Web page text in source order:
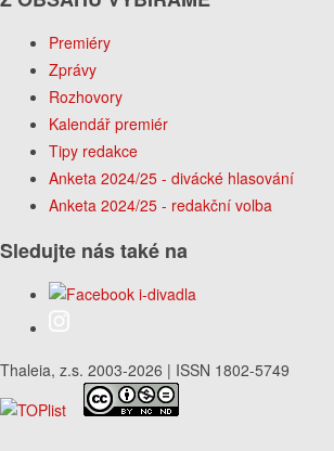
Premiéry
Zprávy
Rozhovory
Kalendář premiér
Tipy redakce
Anketa 2024/25 - divácké hlasování
Anketa 2024/25 - redakční volba
Sledujte nás také na
Thaleia, z.s. 2003-2026 | ISSN 1802-5749